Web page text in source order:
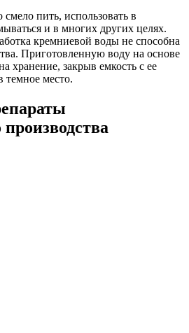
пить, использовать в
и в многих других целях.
кремниевой воды не способна
Приготовленную воду на основе
хранение, закрыв емкость с ее
темное место.